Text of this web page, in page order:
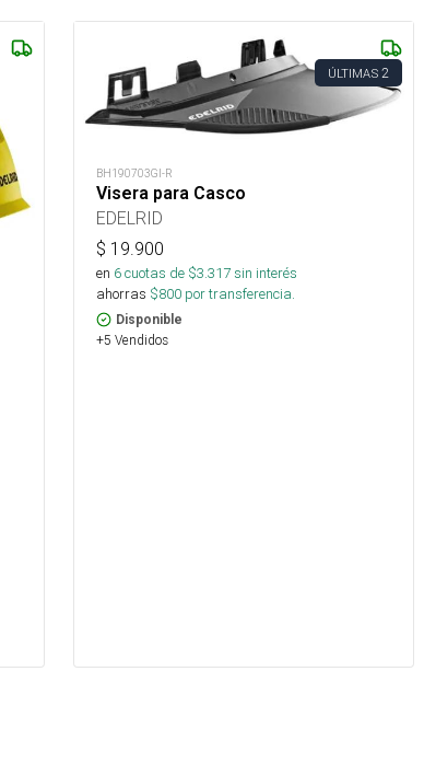
ÚLTIMAS 2
BH190703GI-R
Visera para Casco
EDELRID
$ 19.900
en 6cuotas de $3.317sin interés
ahorras $800 por transferencia.
Disponible
+5 Vendidos